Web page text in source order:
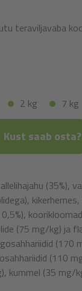
teraviljavaba
2 kg 7 kg
Kust saab osta?
(35%),
(75 mg/kg) ja
(110
kummel (35 mg/